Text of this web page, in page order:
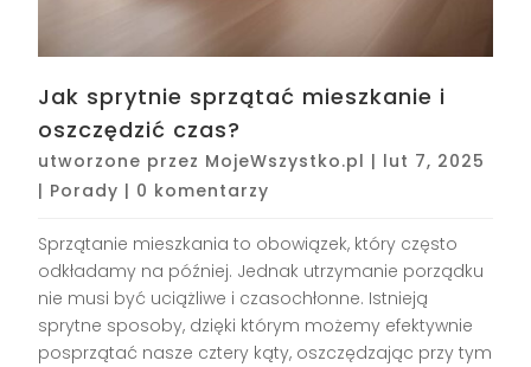
Jak sprytnie sprzątać mieszkanie i
oszczędzić czas?
utworzone przez MojeWszystko.pl | lut 7, 2025
| Porady | 0 komentarzy
Sprzątanie mieszkania to obowiązek, który często
odkładamy na później. Jednak utrzymanie porządku
nie musi być uciążliwe i czasochłonne. Istnieją
sprytne sposoby, dzięki którym możemy efektywnie
posprzątać nasze cztery kąty, oszczędzając przy tym